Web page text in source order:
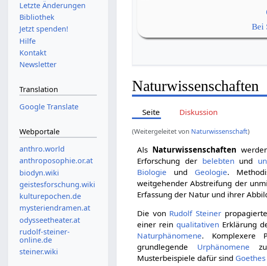
Bei
Naturwissenschaften
Seite Diskussion
(Weitergeleitet von Naturwissenschaft)
Als Naturwissenschaften
Erforschung der belebtenund
Biologie und Geologie.
weitgehender Abstreifung der
Erfassung der Natur und ihrer
Die von Rudolf Steiner
einer rein qualitativenErklärung
Naturphänomene. Komplexere
grundlegende Urphänomene
Musterbeispiele dafür sind Goethes
Letzte Änderungen
Bibliothek
Jetzt spenden!
Hilfe
Kontakt
Newsletter
Translation
Google Translate
Webportale
anthro.world
anthroposophie.or.at
biodyn.wiki
geistesforschung.wiki
kulturepochen.de
mysteriendramen.at
odysseetheater.at
rudolf-steiner-
online.de
steiner.wiki